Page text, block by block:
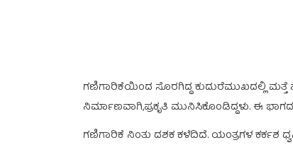
ಗಣಿಗಾರಿಕೆಯಿಂದ ಸೊರಗಿದ್ದ ಕುದುರೆಮುಖದಲ್ಲಿ ಮತ್ತೆ
ನಿರ್ಮಾಣವಾಗಿ,ಪ್ರಕೃತಿ ಮುನಿಸಿಕೊಂಡಿದ್ದಳು. ಈ
ಗಣಿಗಾರಿಕೆ ನಿಂತು ದಶಕ ಕಳೆದಿದೆ. ಯಂತ್ರಗಳ ಕರ್ಕಶ